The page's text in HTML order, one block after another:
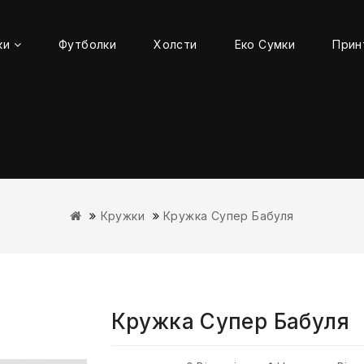
Футболки Холсти Еко Сумки
Кружки Кружка Супер Бабуля
Кружка Супер Бабуля